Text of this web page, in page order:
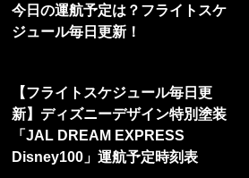
今日の運航予定は？フライトスケ
ジュール毎日更新！
【フライトスケジュール毎日更
新】ディズニーデザイン特別塗装
「JAL DREAM EXPRESS
Disney100」運航予定時刻表